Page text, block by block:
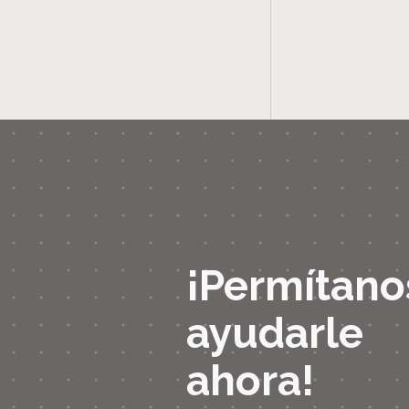
ayudarle
ahora!